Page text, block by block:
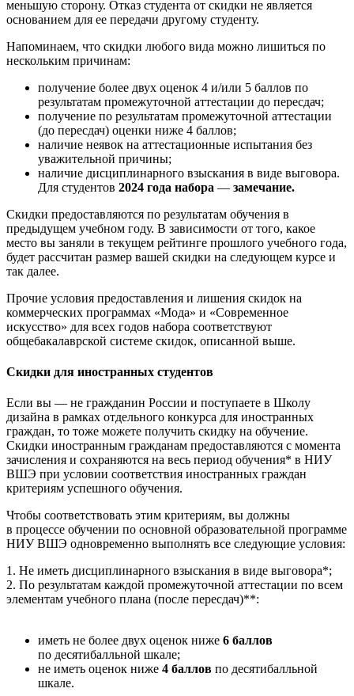
меньшую сторону. Отказ студента от скидки не является
основанием для ее передачи другому студенту.
Напоминаем, что скидки любого вида можно лишиться по
нескольким причинам:
получение более двух оценок 4 и/или 5 баллов по
результатам промежуточной аттестации до пересдач;
получение по результатам промежуточной аттестации
(до пересдач) оценки ниже 4 баллов;
наличие неявок на аттестационные испытания без
уважительной причины;
наличие дисциплинарного взыскания в виде выговора.
Для студентов 2024 года набора — замечание.
Скидки предоставляются по результатам обучения в
предыдущем учебном году. В зависимости от того, какое
место вы заняли в текущем рейтинге прошлого учебного года,
будет рассчитан размер вашей скидки на следующем курсе и
так далее.
Прочие условия предоставления и лишения скидок на
коммерческих программах «Мода» и «Современное
искусство» для всех годов набора соответствуют
общебакалаврской системе скидок, описанной выше.
Скидки для иностранных студентов
Если вы — не гражданин России и поступаете в Школу
дизайна в рамках отдельного конкурса для иностранных
граждан, то тоже можете получить скидку на обучение.
Скидки иностранным гражданам предоставляются с момента
зачисления и сохраняются на весь период обучения* в НИУ
ВШЭ при условии соответствия иностранных граждан
критериям успешного обучения.
Чтобы соответствовать этим критериям, вы должны
в процессе обучении по основной образовательной программе
НИУ ВШЭ одновременно выполнять все следующие условия:
1. Не иметь дисциплинарного взыскания в виде выговора*;
2. По результатам каждой промежуточной аттестации по всем
элементам учебного плана (после пересдач)**:
иметь не более двух оценок ниже 6 баллов
по десятибалльной шкале;
не иметь оценок ниже 4 баллов по десятибалльной
шкале.